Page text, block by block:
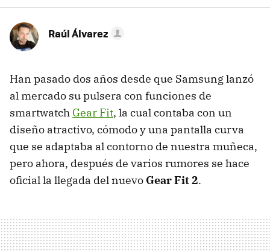
Raúl Álvarez
Han pasado dos años desde que Samsung lanzó
al mercado su pulsera con funciones de
smartwatch Gear Fit, la cual contaba con un
diseño atractivo, cómodo y una pantalla curva
que se adaptaba al contorno de nuestra muñeca,
pero ahora, después de varios rumores se hace
oficial la llegada del nuevo Gear Fit 2.